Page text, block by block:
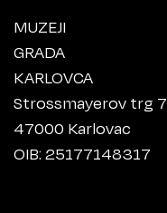
MUZEJI
GRADA
KARLOVCA
Strossmayerov trg 7
47000 Karlovac
OIB: 25177148317